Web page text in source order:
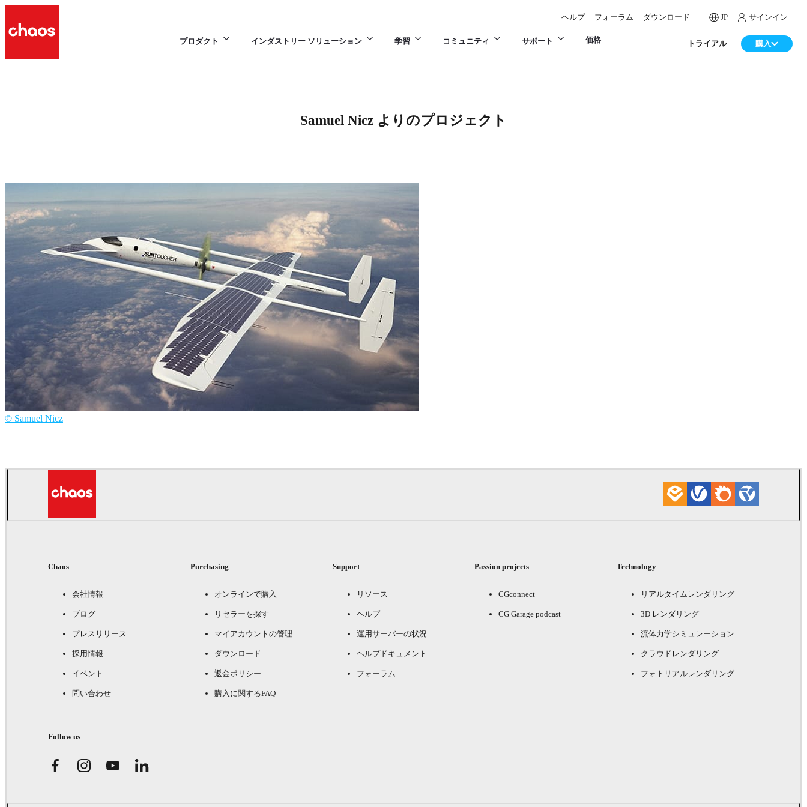
ヘルプ フォーラム ダウンロード JP サインイン
プロダクト インダストリー ソリューション 学習 コミュニティ サポート 価格 トライアル 購入
Samuel Nicz よりのプロジェクト
© Samuel Nicz
Chaos
会社情報
ブログ
プレスリリース
採用情報
イベント
問い合わせ
Purchasing
オンラインで購入
リセラーを探す
マイアカウントの管理
ダウンロード
返金ポリシー
購入に関するFAQ
Support
リソース
ヘルプ
運用サーバーの状況
ヘルプドキュメント
フォーラム
Passion projects
CGconnect
CG Garage podcast
Technology
リアルタイムレンダリング
3D レンダリング
流体力学シミュレーション
クラウドレンダリング
フォトリアルレンダリング
Follow us